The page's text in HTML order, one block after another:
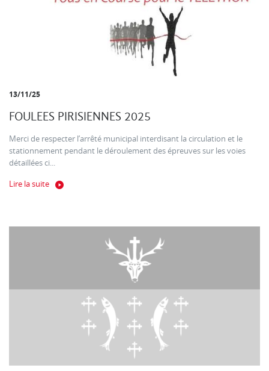
13/11/25
FOULEES PIRISIENNES 2025
Merci de respecter l’arrêté municipal interdisant la circulation et le
stationnement pendant le déroulement des épreuves sur les voies
détaillées ci...
Lire la suite